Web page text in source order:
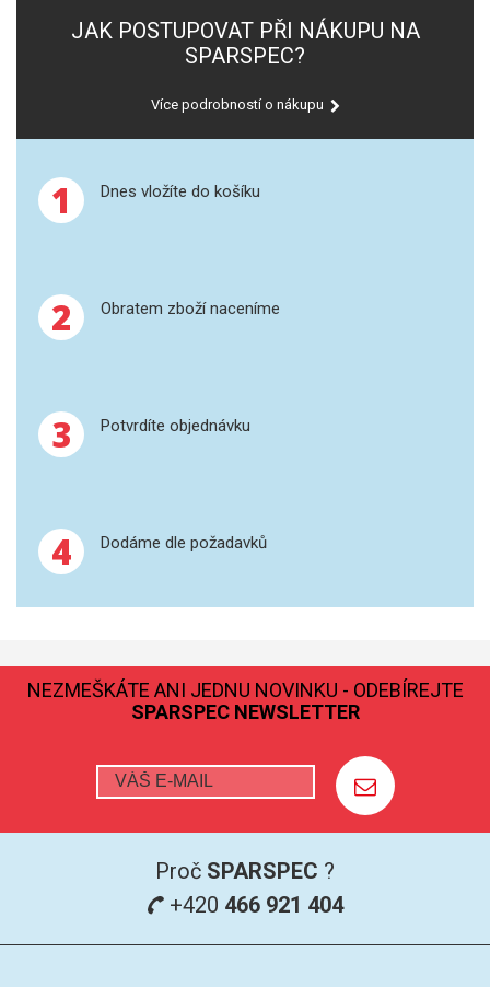
MIKROVLNNÝ ROZKLAD
REAKČNÍ AUTOKLÁVY
LISOVÁNÍ
GRAFITOVÉ KELÍMKY
AFM SONDY
SNOM
RAMAN
JAK POSTUPOVAT PŘI NÁKUPU NA
SPARSPEC?
Více podrobností o nákupu
1 Dnes vložíte do košíku
2 Obratem zboží naceníme
3 Potvrdíte objednávku
4 Dodáme dle požadavků
NEZMEŠKÁTE ANI JEDNU NOVINKU - ODEBÍREJTE
SPARSPEC NEWSLETTER
Proč SPARSPEC ?
+420 466 921 404